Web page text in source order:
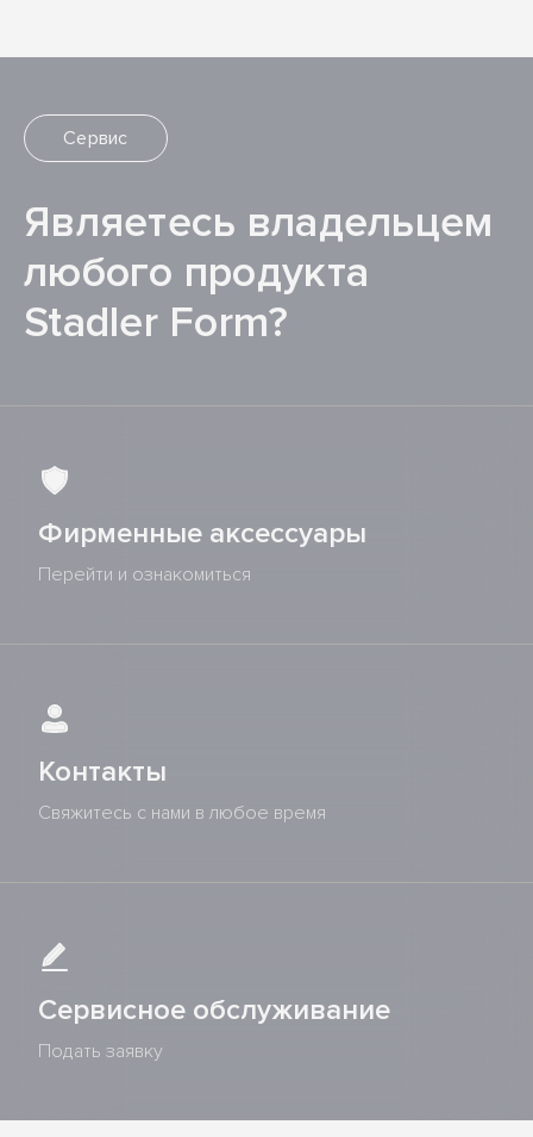
Сервис
Являетесь владельцем
любого продукта
Stadler Form?
Фирменные аксессуары
Перейти и ознакомиться
Контакты
Свяжитесь с нами в любое время
Сервисное обслуживание
Подать заявку